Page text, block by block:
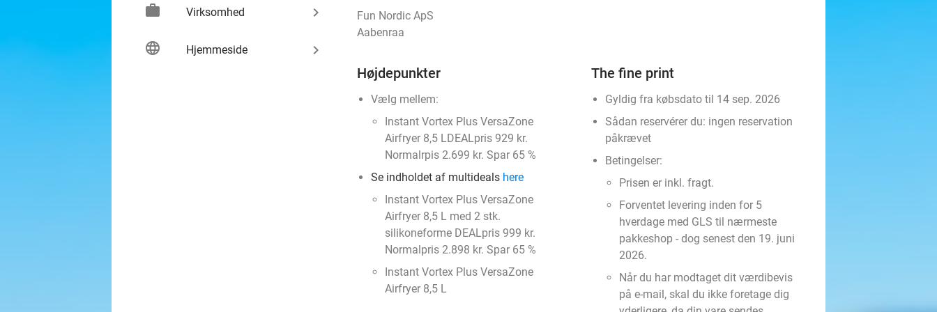
work Virksomhed keyboard_arrow_right
language Hjemmeside keyboard_arrow_right
Fun Nordic ApS
Aabenraa
Højdepunkter
Vælg mellem:
Instant Vortex Plus VersaZone
Airfryer 8,5 LDEALpris 929 kr.
Normalrpis 2.699 kr. Spar 65 %
Se indholdet af multideals here
Instant Vortex Plus VersaZone
Airfryer 8,5 L med 2 stk.
silikoneforme DEALpris 999 kr.
Normalpris 2.898 kr. Spar 65 %
Instant Vortex Plus VersaZone
Airfryer 8,5 L
The fine print
Gyldig fra købsdato til 14 sep. 2026
Sådan reservérer du: ingen reservation
påkrævet
Betingelser:
Prisen er inkl. fragt.
Forventet levering inden for 5
hverdage med GLS til nærmeste
pakkeshop - dog senest den 19. juni
2026.
Når du har modtaget dit værdibevis
på e-mail, skal du ikke foretage dig